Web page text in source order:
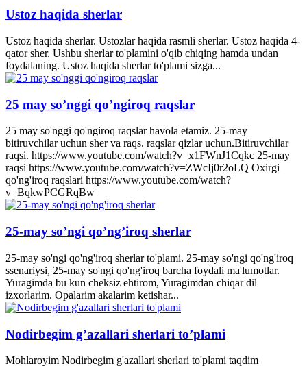
Ustoz haqida sherlar
Ustoz haqida sherlar. Ustozlar haqida rasmli sherlar. Ustoz haqida 4-
qator sher. Ushbu sherlar to'plamini o'qib chiqing hamda undan
foydalaning. Ustoz haqida sherlar to'plami sizga...
25 may so’nggi qo’ngiroq raqslar
25 may so'nggi qo'ngiroq raqslar havola etamiz. 25-may
bitiruvchilar uchun sher va raqs. raqslar qizlar uchun.Bitiruvchilar
raqsi. https://www.youtube.com/watch?v=x1FWnJ1Cqkc 25-may
raqsi https://www.youtube.com/watch?v=ZWcIj0r2oLQ Oxirgi
qo'ng'iroq raqslari https://www.youtube.com/watch?
v=BqkwPCGRqBw
25-may so’ngi qo’ng’iroq sherlar
25-may so'ngi qo'ng'iroq sherlar to'plami. 25-may so'ngi qo'ng'iroq
ssenariysi, 25-may so'ngi qo'ng'iroq barcha foydali ma'lumotlar.
Yuragimda bu kun cheksiz ehtirom, Yuragimdan chiqar dil
izxorlarim. Opalarim akalarim ketishar...
Nodirbegim g’azallari sherlari to’plami
Mohlaroyim Nodirbegim g'azallari sherlari to'plami taqdim